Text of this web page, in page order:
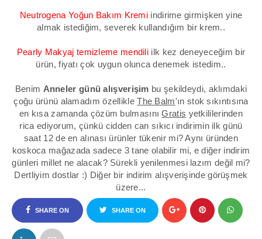
Neutrogena Yoğun Bakım Kremi indirime girmişken yine
almak istediğim, severek kullandığım bir krem..
Pearly Makyaj temizleme mendili ilk kez deneyeceğim bir
ürün, fiyatı çok uygun olunca denemek istedim..
Benim Anneler günü alışverişim bu şekildeydi, aklımdaki
çoğu ürünü alamadım özellikleThe Balm'ın stok sıkıntısına
en kısa zamanda çözüm bulmasınıGratis yetkililerinden
rica ediyorum, çünkü cidden can sıkıcı indirimin ilk günü
saat 12 de en alınası ürünler tükenir mi? Aynı üründen
koskoca mağazada sadece 3 tane olabilir mi, e diğer indirim
günleri millet ne alacak? Sürekli yenilenmesi lazım değil mi?
Dertliyim dostlar :) Diğer bir indirim alışverişinde görüşmek
üzere...
SHARE ON
FACEBOOK
SHARE ON